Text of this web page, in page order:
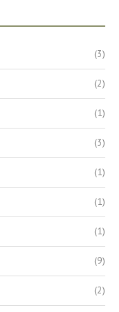
(3)
(2)
(1)
(3)
(1)
(1)
(1)
(9)
(2)